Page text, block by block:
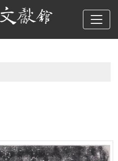
文獻館